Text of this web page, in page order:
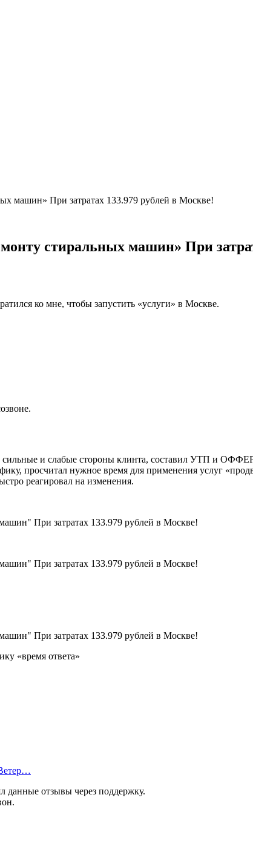
машин» При затратах 133.979 рублей в Москве!
стиральных машин» При
ко мне, чтобы запустить «услуги» в Москве.
и слабые стороны клинта, составил УТП и
просчитал нужное время для применения услуг
реагировал на изменения.
«время ответа»
данные отзывы через поддержку.